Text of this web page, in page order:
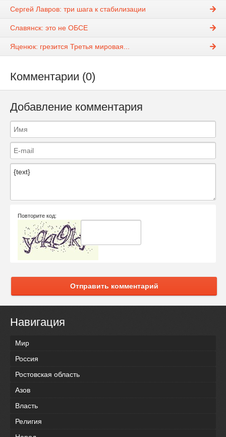
Сергей Лавров: три шага к стабилизации
Славянск: это не ОБСЕ
Яценюк: грезится Третья мировая...
Комментарии (0)
Добавление комментария
Повторите код:
Отправить комментарий
Навигация
Мир
Россия
Ростовская область
Азов
Власть
Религия